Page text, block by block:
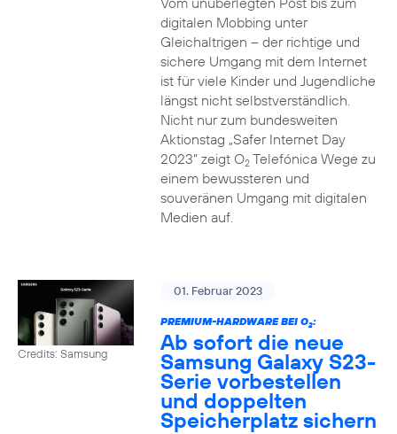
digitalen Mobbing unter
Gleichaltrigen – der richtige und
sichere Umgang mit dem Internet
ist für viele Kinder und Jugendliche
längst nicht selbstverständlich.
Nicht nur zum bundesweiten
Aktionstag „Safer Internet Day
2023“ zeigt O2Telefónica Wege zu
einem bewussteren und
souveränen Umgang mit digitalen
Medien auf.
Credits: Samsung
01. Februar 2023
PREMIUM-HARDWARE BEI O2:
Ab sofort die neue
Samsung Galaxy S23-
Serie vorbestellen
und doppelten
Speicherplatz sichern